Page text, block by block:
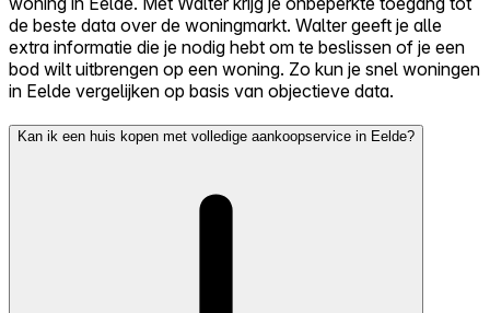
de beste data over de woningmarkt. Walter geeft je alle
extra informatie die je nodig hebt om te beslissen of je een
bod wilt uitbrengen op een woning. Zo kun je snel woningen
in Eelde vergelijken op basis van objectieve data.
Kan ik een huis kopen met volledige aankoopservice in Eelde?